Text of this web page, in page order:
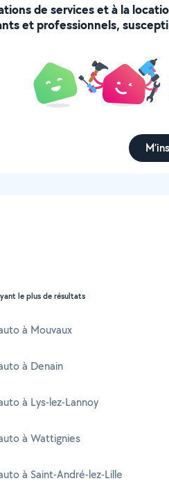
de services et à la
et professionnels,
le plus de résultats
à Mouvaux
à Denain
à Lys-lez-Lannoy
à Wattignies
à Saint-André-lez-Lille